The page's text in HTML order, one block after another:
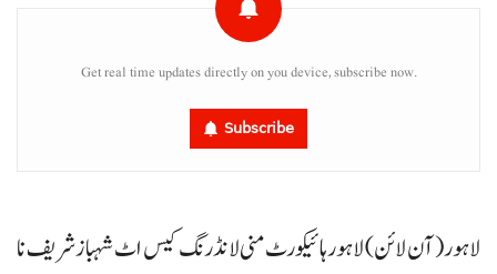
Get real time updates directly on you device, subscribe now.
Subscribe
لاہور(آن لائن) لاہورہائیکورٹ منی لانڈرنگ کیس اٹ شہبازشریف نا